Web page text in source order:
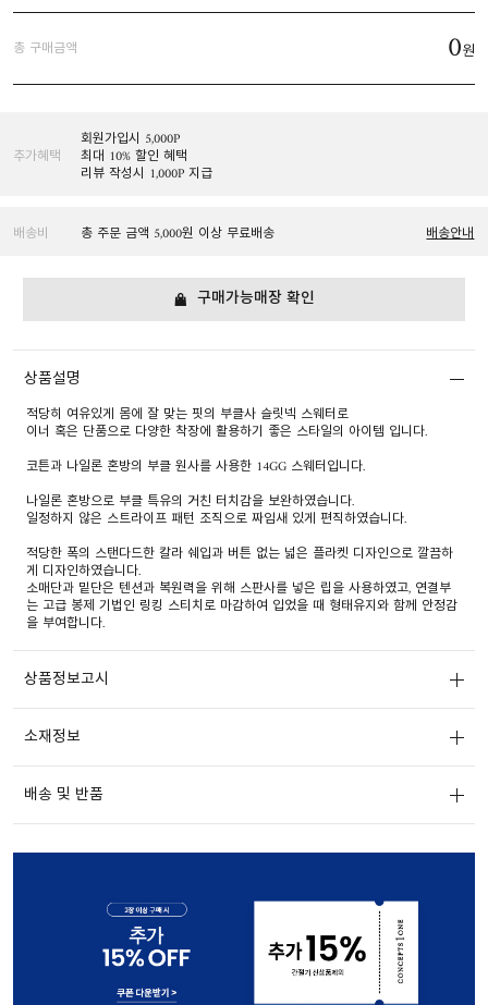
총 구매금액 0원
추가혜택
회원가입시 5,000P
최대 10% 할인 혜택
리뷰 작성시 1,000P 지급
배송비 총 주문 금액 5,000원 이상 무료배송 배송안내
구매가능매장 확인
상품설명
적당히 여유있게 몸에 잘 맞는 핏의 부클사 슬릿넥 스웨터로
이너 혹은 단품으로 다양한 착장에 활용하기 좋은 스타일의 아이템 입니다.
코튼과 나일론 혼방의 부클 원사를 사용한 14GG 스웨터입니다.
나일론 혼방으로 부클 특유의 거친 터치감을 보완하였습니다.
일정하지 않은 스트라이프 패턴 조직으로 짜임새 있게 편직하였습니다.
적당한 폭의 스탠다드한 칼라 쉐입과 버튼 없는 넓은 플라켓 디자인으로 깔끔하
게 디자인하였습니다.
소매단과 밑단은 텐션과 복원력을 위해 스판사를 넣은 립을 사용하였고, 연결부
는 고급 봉제 기법인 링킹 스티치로 마감하여 입었을 때 형태유지와 함께 안정감
을 부여합니다.
상품정보고시
소재정보
배송 및 반품